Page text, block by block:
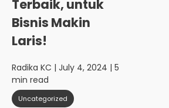
Terbaik, untuk
Bisnis Makin
Laris!
Radika KC | July 4, 2024 | 5
min read
Uncategorized